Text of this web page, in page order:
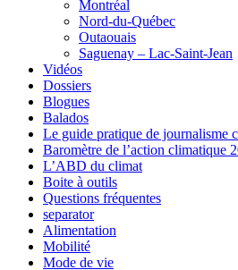
Montréal
Nord-du-Québec
Outaouais
Saguenay – Lac-Saint-Jean
Vidéos
Dossiers
Blogues
Balados
Le guide pratique de journalisme
Baromètre de l’action climatique
L’ABD du climat
Boite à outils
Questions fréquentes
separator
Alimentation
Mobilité
Mode de vie